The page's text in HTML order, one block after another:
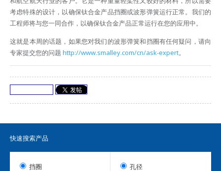
考虑特殊的设计，以确保钛合金产品挡圈或波形弹簧运行正常。我们的
工程师将与您一同合作，以确保钛合金产品正常运行在您的应用中。
这就是本周的话题，如果您对我们的波形弹簧和挡圈有任何疑问，请向
专家提交您的问题 http://www.smalley.com/cn/ask-expert。
快速搜索产品
挡圈 孔径